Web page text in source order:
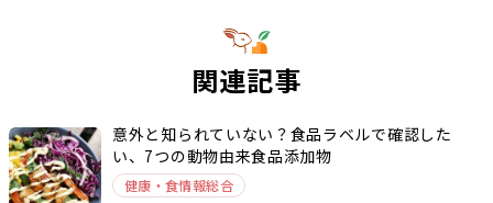
関連記事
意外と知られていない？食品ラベルで確認した
い、7つの動物由来食品添加物
健康・食情報総合